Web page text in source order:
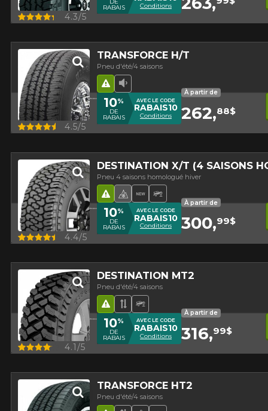
Aperçu 4.3/5
RABAIS Conditions
TRANSFORCE H/T
Pneu d'été/4 saisons
Faible niveau sonore
Hasard routier
Aperçu 4.5/5
10%
DE
RABAIS
AVEC LE CODE
RABAIS10
Conditions
À partir de
262,88$
DESTINATION X/T (4 SAISONS
Pneu 4 saisons homologué hiver
Pneu 4 saisons homologué
Nouveau produit
Hasard routierPneu Hors-Route
Aperçu 4.4/5
10%
DE
RABAIS
AVEC LE CODE
RABAIS10
Conditions
À partir de
300,99$
DESTINATION MT2
Pneu d'été/4 saisons
Bande de roulement
Hasard routierPneu Hors-Route
Aperçu 4.1/5
10%
DE
RABAIS
AVEC LE CODE
RABAIS10
Conditions
À partir de
316,99$
TRANSFORCE HT2
Pneu d'été/4 saisons